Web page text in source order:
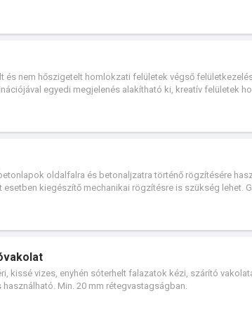
és nem hőszigetelt homlokzati felületek végső
egyedi megjelenés alakítható ki, kreatív felületek
oldalfalra és betonaljzatra történő rögzítésére
kiegészítő mechanikai rögzítésre is szükség lehet.
kissé vizes, enyhén sóterhelt falazatok kézi, szárító
Min. 20 mm rétegvastagságban.